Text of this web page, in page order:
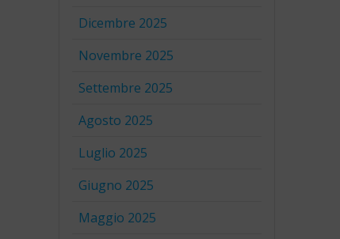
Dicembre 2025
Novembre 2025
Settembre 2025
Agosto 2025
Luglio 2025
Giugno 2025
Maggio 2025